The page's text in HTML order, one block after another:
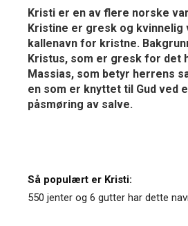
Kristi er en av flere norske
Kristine er gresk og kvinnelig
kallenavn for kristne.
Kristus, som er gresk for det
Massias, som betyr herrens
en som er knyttet til Gud ved
påsmøring av salve.
Så populært er Kristi:
550 jenter og 6 gutter har dette